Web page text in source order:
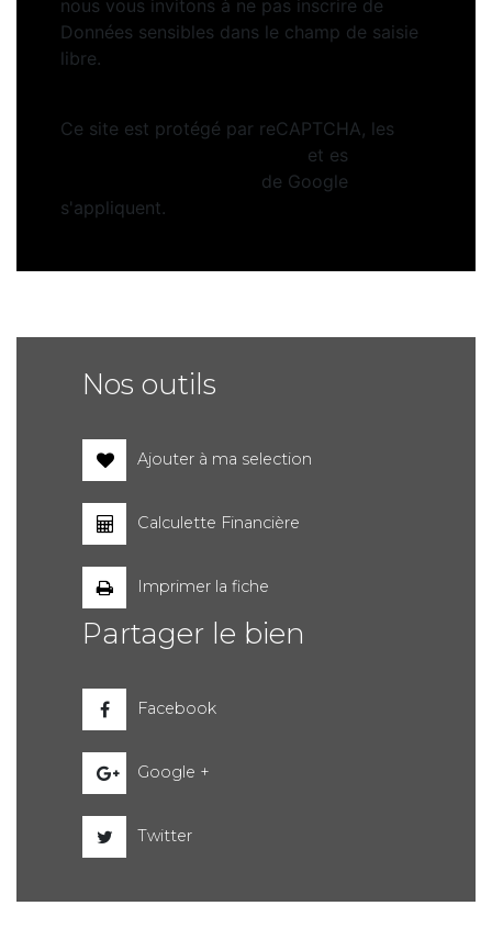
nous vous invitons à ne pas inscrire de
Données sensibles dans le champ de saisie
libre.
Ce site est protégé par reCAPTCHA, les
et es
de Google
s'appliquent.
Nos outils
Ajouter à ma selection
Calculette Financière
Imprimer la fiche
Partager le bien
Facebook
Google +
Twitter